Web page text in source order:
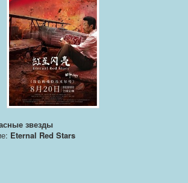
звезды
Eternal Red Stars